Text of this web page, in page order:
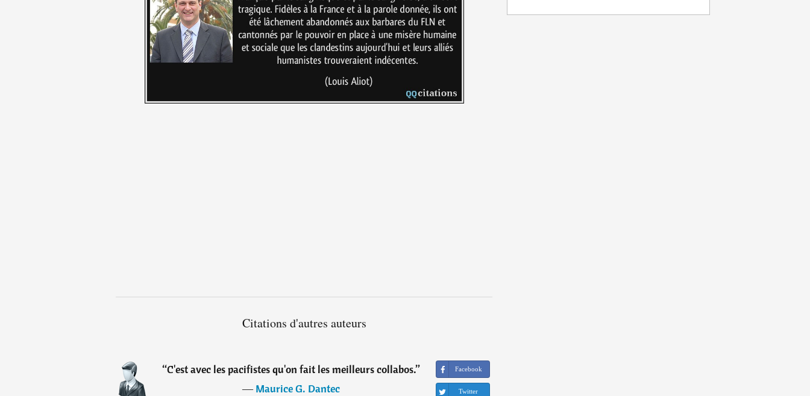
Citations d'autres auteurs
“C'est avec les pacifistes qu'on fait les meilleurs collabos.”
―Maurice G. Dantec
Facebook
Twitter